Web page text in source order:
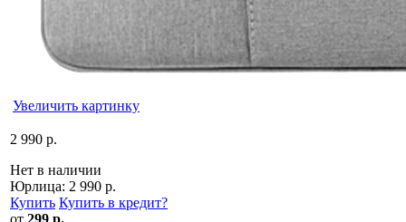
Увеличить картинку
2 990 р.
Нет в наличии
Юрлица: 2 990 р.
Купить Купить в кредит?
от 299 р.